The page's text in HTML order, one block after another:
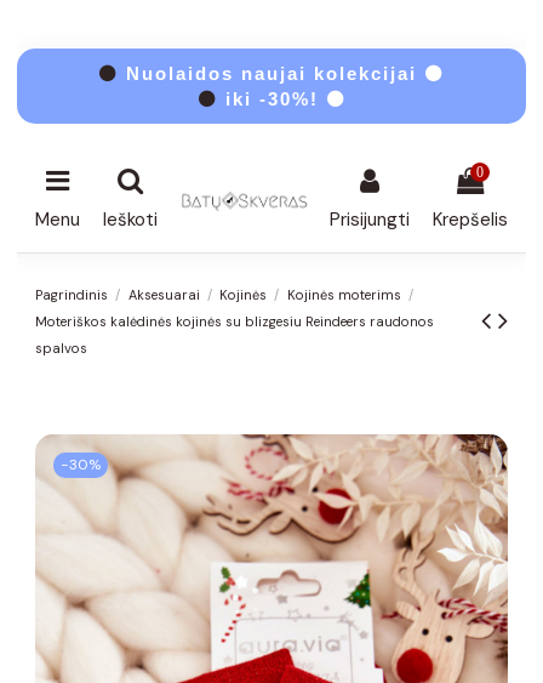
⚫ Nuolaidos naujai kolekcijai ⚫
⚫ iki -30%! ⚫
Menu Ieškoti Prisijungti
0
Krepšelis
Pagrindinis Aksesuarai Kojinės
Kojinės moterims
Moteriškos kalėdinės kojinės su blizgesiu Reindeers raudonos
spalvos
−30%